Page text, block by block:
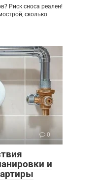
Риск сноса реален!
сколько
0
и